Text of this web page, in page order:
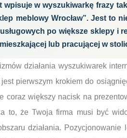
w wyszukiwarkę frazy
meblowy Wrocław”. Jest to
po większe sklepy i
lub pracującej w
działania wyszukiwarek
pierwszym krokiem do
coraz większy nacisk na
to, że Twoja firma musi być
działania. Pozycjonowanie